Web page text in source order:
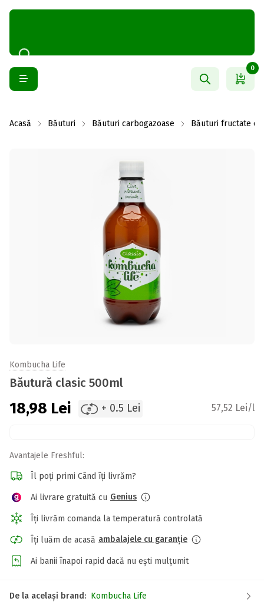
0
Acasă Băuturi Băuturi carbogazoase Băuturi fructate
Kombucha Life
Băutură clasic 500ml
18,98 Lei + 0.5 Lei 57,52 Lei/l
Avantajele Freshful:
Îl poți primi Când îți livrăm?
Ai livrare gratuită cu Genius
Îți livrăm comanda la temperatură controlată
Îți luăm de acasă ambalajele cu garanție
Ai banii înapoi rapid dacă nu ești mulțumit
De la același brand: Kombucha Life